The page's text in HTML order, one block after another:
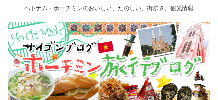
ベトナム・ホーチミンのおいしい、たのしい、街歩き、観光情報